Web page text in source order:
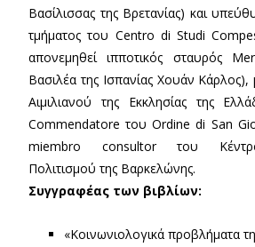
Βασίλισσας της Βρετανίας) και
τμήματος του Centro di Studi
απονεμηθεί ιπποτικός σταυρός
Βασιλέα της Ισπανίας Χουάν Κάρλος),
Αιμιλιανού της Εκκλησίας της
Commendatore του Ordine di San
miembro consultor του
Πολιτισμού της Βαρκελώνης.
Συγγραφέας των βιβλίων:
«Κοινωνιολογικά προβλήματα